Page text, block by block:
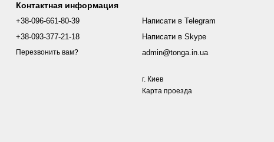
Контактная информация
+38-096-661-80-39
+38-093-377-21-18
Перезвонить вам?
Написати в Telegram
Написати в Skype
admin@tonga.in.ua
г. Киев
Карта проезда